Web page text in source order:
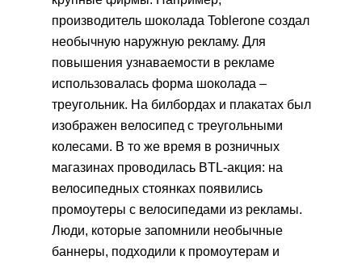
производитель шоколада Toblerone создал
необычную наружную рекламу. Для
повышения узнаваемости в рекламе
использовалась форма шоколада –
треугольник. На билбордах и плакатах был
изображен велосипед с треугольными
колесами. В то же время в розничных
магазинах проводилась BTL-акция: на
велосипедных стоянках появились
промоутеры с велосипедами из рекламы.
Люди, которые запомнили необычные
баннеры, подходили к промоутерам и